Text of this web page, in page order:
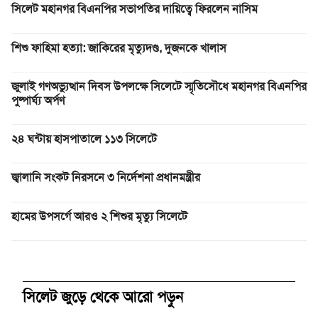
সিলেট মহানগর বিএনপির সভাপতির দায়িত্বে ফিরলেন নাসিম
শিশু ফাহিমা হত্যা: জাকিরের মৃত্যুদণ্ড, দুজনকে খালাস
জুলাই গণঅভ্যুত্থান দিবস উপলক্ষে সিলেটে স্মৃতিসৌধে মহানগর বিএনপির
পুষ্পার্ঘ্য অর্পণ
২৪ ঘন্টায় হাসপাতালে ১১৩ সিলেটে
জ্বালানি সংকট নিরসনে ৩ নির্দেশনা প্রধানমন্ত্রীর
হামের উপসর্গে আরও ২ শিশুর মৃত্যু সিলেটে
সিলেট জুড়ে থেকে আরো পড়ুন